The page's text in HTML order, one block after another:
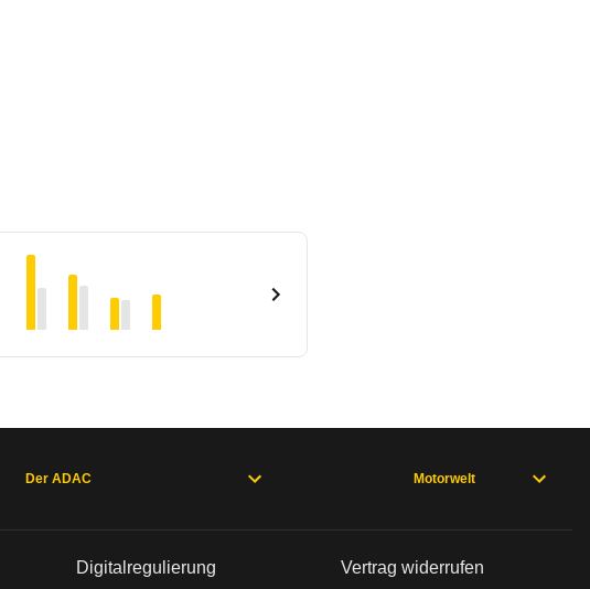
Der ADAC Motorwelt
Digitalregulierung Vertrag widerrufen